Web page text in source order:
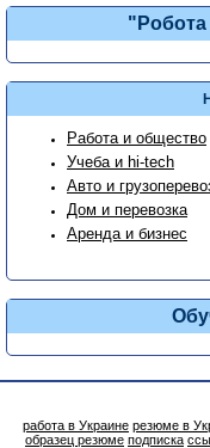
"Робота
Работа и общество
Учеба и hi-tech
Авто и
Дом и перевозка
Аренда и бизнес
работа в Украине резюме в
образец резюме подписка